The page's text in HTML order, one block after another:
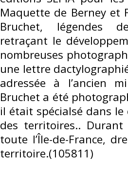
Maquette de Berney et
Bruchet, légendes
retraçant le
nombreuses
une lettre
adressée à l’ancien
Bruchet a été
il était spécialsé dans
des territoires..
toute l’Île-de-France,
territoire.(105811) ‎